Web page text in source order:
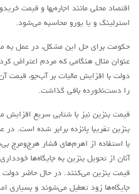
مائوئیست ها – سربداران
IMT گرایش بین المللی مارکسیستی
SWP حزب کارگر سوسیالیست
آنارشیست ها
مارکسیسم
تروتسکیسم
استالینیسم
آموزش مارکسیستی
اقتصاد محلی مانند اجاره‌بها و قیمت
استرلینگ و یا یورو محاسبه می‌شود.
حکومت برای حل این مشکل، در عمل به
عنوان مثال هنگامی که مردم اعتراض
دولت با افزایش مالیات بر آب‌جو، قیمت
را دست‌نخورده باقی گذاشت.
بنزین تقریبا پانزده برابر شده است.
با استفاده از اهرم‌های فشار هرج‌ومرج
آنان از تحویل بنزین به جایگاه‌ها
قیمت بنزین می‌کنند. در حال حاضر دولت
جایگاه‌ها زود تعطیل می‌شوند و بسیاری